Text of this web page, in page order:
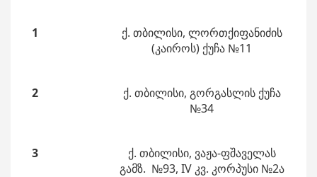
1
ქ. თბილისი, ლორთქიფანიძის
(კაიროს) ქუჩა №11
2
ქ. თბილისი, გორგასლის ქუჩა
№34
3
ქ. თბილისი, ვაჟა-ფშაველას
გამზ. №93, IV კვ. კორპუსი №2ა